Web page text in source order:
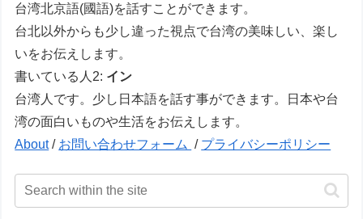
台湾北京語(國語)を話すことができます。
台北以外からも少し違った視点で台湾の美味しい、楽し
いをお伝えします。
書いている人2: イン
台湾人です。少し日本語を話す事ができます。日本や台
湾の面白いものや生活をお伝えします。
About/ お問い合わせフォーム / プライバシーポリシー